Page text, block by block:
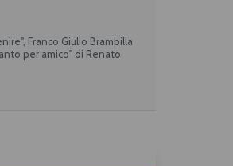
Franco Giulio Brambilla
per amico" di Renato